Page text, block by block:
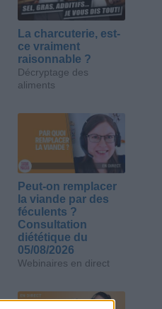
La charcuterie, est-
ce vraiment
raisonnable ?
Décryptage des
aliments
Peut-on remplacer
la viande par des
féculents ?
Consultation
diététique du
05/08/2026
Webinaires en direct